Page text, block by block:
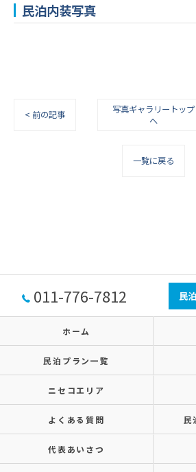
民泊内装写真
< 前の記事
写真ギャラリートップ
へ
一覧に戻る
011-776-7812 民
ホーム
民泊プラン一覧
ニセコエリア
よくある質問 民
代表あいさつ